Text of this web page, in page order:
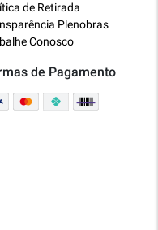
de Retirada
Plenobras
Conosco
de Pagamento